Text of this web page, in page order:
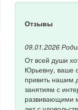
Отзывы
09.01.2026
От всей души
Юрьевну, ваше
привить нашим
занятиям с
развивающими